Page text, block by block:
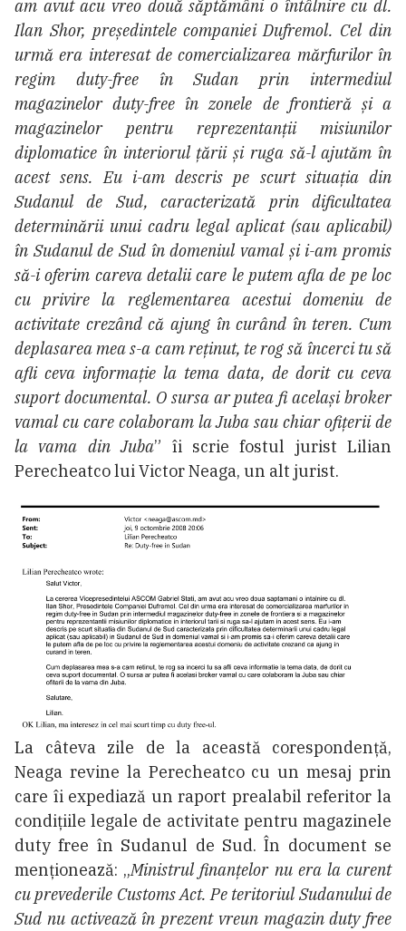
am avut acu vreo două săptămâni o întâlnire cu dl.
Ilan Shor, președintele companiei Dufremol. Cel din
urmă era interesat de comercializarea mărfurilor în
regim duty-free în Sudan prin intermediul
magazinelor duty-free în zonele de frontieră și a
magazinelor pentru reprezentanții misiunilor
diplomatice în interiorul țării și ruga să-l ajutăm în
acest sens. Eu i-am descris pe scurt situația din
Sudanul de Sud, caracterizată prin dificultatea
determinării unui cadru legal aplicat (sau aplicabil)
în Sudanul de Sud în domeniul vamal și i-am promis
să-i oferim careva detalii care le putem afla de pe loc
cu privire la reglementarea acestui domeniu de
activitate crezând că ajung în curând în teren. Cum
deplasarea mea s-a cam reținut, te rog să încerci tu să
afli ceva informație la tema data, de dorit cu ceva
suport documental. O sursa ar putea fi același broker
vamal cu care colaboram la Juba sau chiar ofițerii de
la vama din Juba” îi scrie fostul jurist Lilian
Perecheatco lui Victor Neaga, un alt jurist.
La câteva zile de la această corespondență,
Neaga revine la Perecheatco cu un mesaj prin
care îi expediază un raport prealabil referitor la
condițiile legale de activitate pentru magazinele
duty free în Sudanul de Sud. În document se
menționează: „Ministrul finanțelor nu era la curent
cu prevederile Customs Act. Pe teritoriul Sudanului de
Sud nu activează în prezent vreun magazin duty free